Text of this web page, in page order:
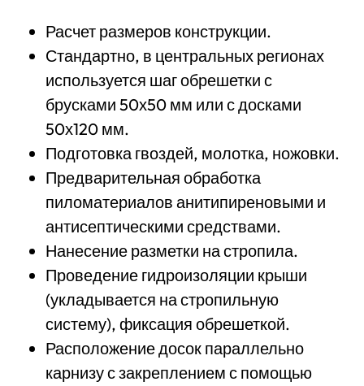
Расчет размеров конструкции.
Стандартно, в центральных регионах
используется шаг обрешетки с
брусками 50х50 мм или с досками
50х120 мм.
Подготовка гвоздей, молотка, ножовки.
Предварительная обработка
пиломатериалов анитипиреновыми и
антисептическими средствами.
Нанесение разметки на стропила.
Проведение гидроизоляции крыши
(укладывается на стропильную
систему), фиксация обрешеткой.
Расположение досок параллельно
карнизу с закреплением с помощью